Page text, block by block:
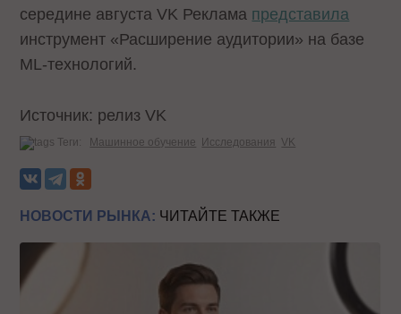
середине августа VK Реклама представила
инструмент «Расширение аудитории» на базе
ML-технологий.
Источник: релиз VK
Теги: Машинное обучение Исследования VK
НОВОСТИ РЫНКА: ЧИТАЙТЕ ТАКЖЕ